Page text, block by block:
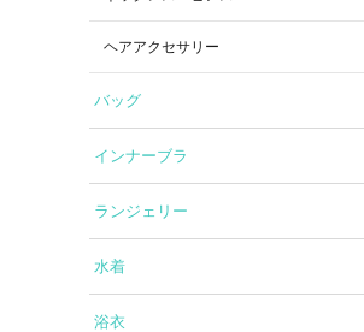
ヘアアクセサリー
バッグ
インナーブラ
ランジェリー
水着
浴衣